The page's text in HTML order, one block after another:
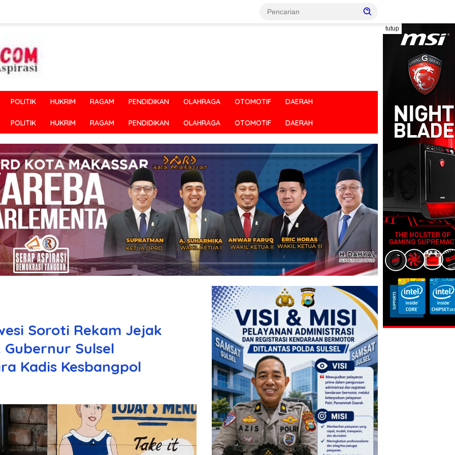
tutup
POLITIK HUKRIM RAGAM PENDIDIKAN OLAHRAGA OTOMOTIF DAERAH
POLITIK HUKRIM RAGAM PENDIDIKAN OLAHRAGA OTOMOTIF DAERAH
Soroti Rekam Jejak
Sulsel
Kadis Kesbangpol